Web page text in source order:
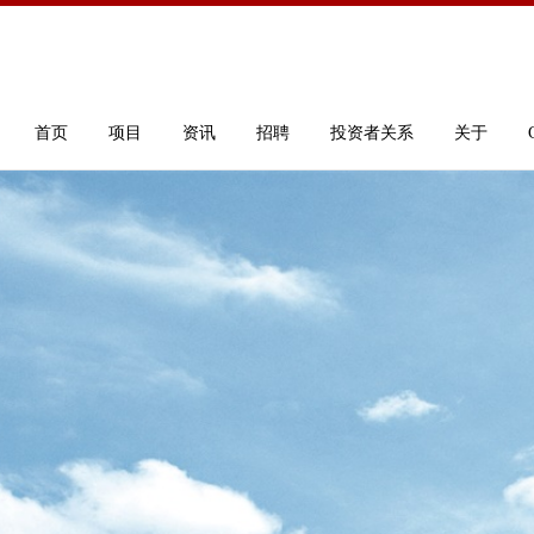
首页 项目 资讯 招聘 投资者关系 关于